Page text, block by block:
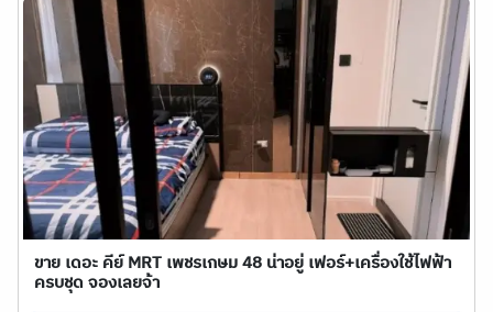
ขาย เดอะ คีย์ MRT เพชรเกษม 48 น่าอยู่ เฟอร์+เครื่องใช้ไฟฟ้า
ครบชุด จองเลยจ้า